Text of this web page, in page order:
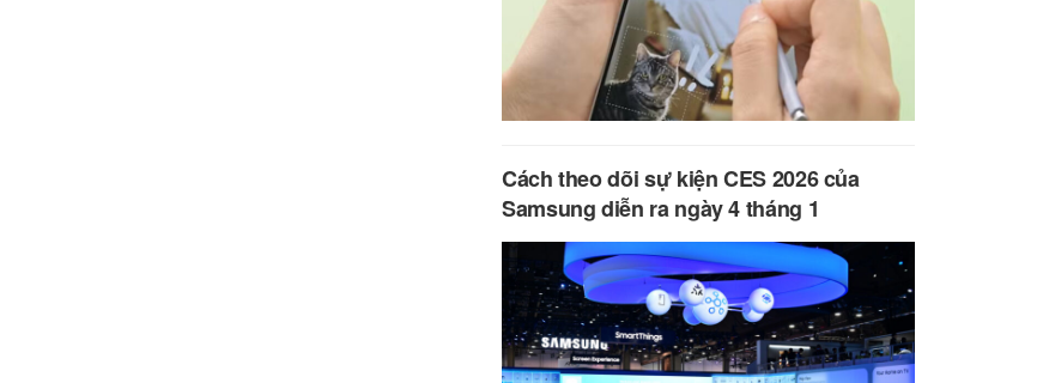
Cách theo dõi sự kiện CES 2026 của
Samsung diễn ra ngày 4 tháng 1